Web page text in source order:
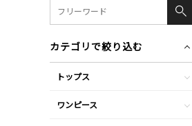
カテゴリで絞り込む
トップス
ワンピース